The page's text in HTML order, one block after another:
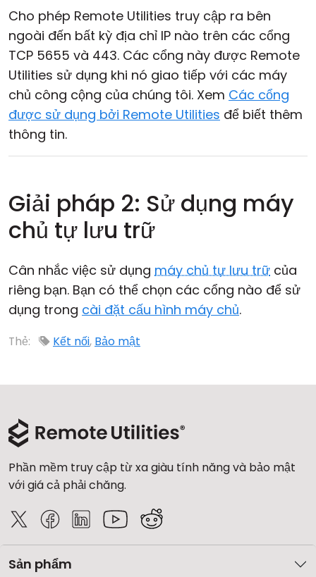
Cho phép Remote Utilities truy cập ra bên
ngoài đến bất kỳ địa chỉ IP nào trên các cổng
TCP 5655 và 443. Các cổng này được Remote
Utilities sử dụng khi nó giao tiếp với các máy
chủ công cộng của chúng tôi. Xem Các cổng
được sử dụng bởi Remote Utilities để biết thêm
thông tin.
Giải pháp 2: Sử dụng máy
chủ tự lưu trữ
Cân nhắc việc sử dụng máy chủ tự lưu trữ của
riêng bạn. Bạn có thể chọn các cổng nào để sử
dụng trong cài đặt cấu hình máy chủ.
Thẻ: Kết nối, Bảo mật
Phần mềm truy cập từ xa giàu tính năng và bảo mật
với giá cả phải chăng.
Sản phẩm